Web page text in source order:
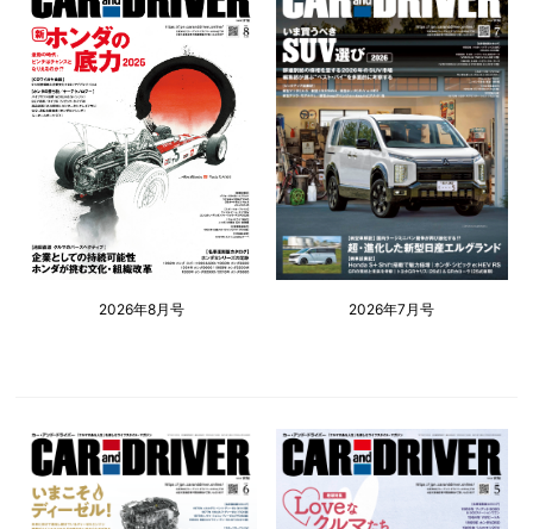
2026年8月号 2026年7月号